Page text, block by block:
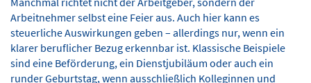
Arbeitnehmer selbst eine Feier aus. Auch hier kann es
steuerliche Auswirkungen geben – allerdings nur, wenn ein
klarer beruflicher Bezug erkennbar ist. Klassische Beispiele
sind eine Beförderung, ein Dienstjubiläum oder auch ein
runder Geburtstag, wenn ausschließlich Kolleginnen und